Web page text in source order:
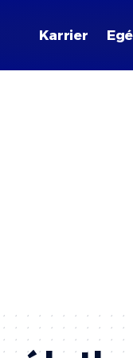
Karrier